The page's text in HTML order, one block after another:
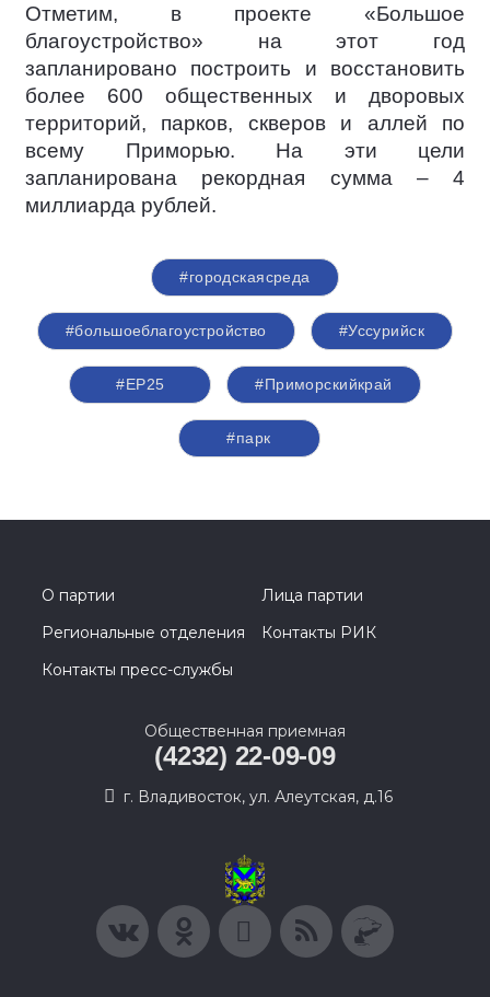
Отметим, в проекте «Большое
благоустройство» на этот год
запланировано построить и восстановить
более 600 общественных и дворовых
территорий, парков, скверов и аллей по
всему Приморью. На эти цели
запланирована рекордная сумма – 4
миллиарда рублей.
#городскаясреда
#большоеблагоустройство #Уссурийск
#ЕР25 #Приморскийкрай
#парк
О партии
Лица партии
Региональные отделения
Контакты РИК
Контакты пресс-службы
Общественная приемная
(4232) 22-09-09
г. Владивосток, ул. Алеутская, д.16